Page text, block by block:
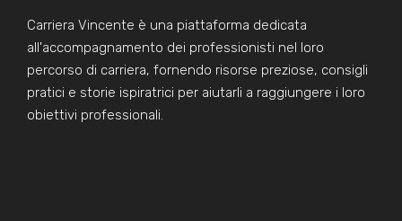
Carriera Vincente è una piattaforma dedicata
all'accompagnamento dei professionisti nel loro
percorso di carriera, fornendo risorse preziose, consigli
pratici e storie ispiratrici per aiutarli a raggiungere i loro
obiettivi professionali.